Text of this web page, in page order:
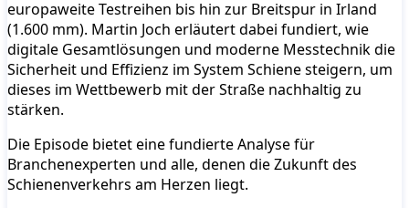
europaweite Testreihen bis hin zur Breitspur in Irland
(1.600 mm). Martin Joch erläutert dabei fundiert, wie
digitale Gesamtlösungen und moderne Messtechnik die
Sicherheit und Effizienz im System Schiene steigern, um
dieses im Wettbewerb mit der Straße nachhaltig zu
stärken.
Die Episode bietet eine fundierte Analyse für
Branchenexperten und alle, denen die Zukunft des
Schienenverkehrs am Herzen liegt.